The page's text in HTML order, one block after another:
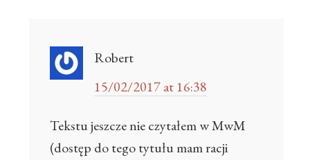
Robert
15/02/2017 at 16:38
Tekstu jeszcze nie czytałem w MwM
(dostęp do tego tytułu mam racji